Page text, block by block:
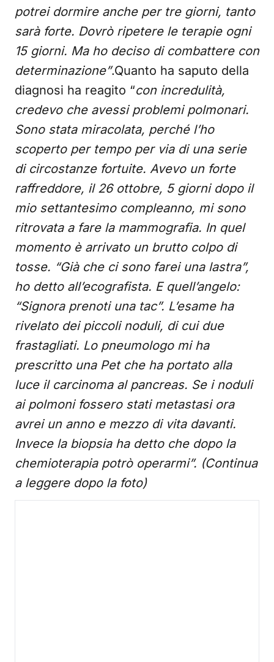
potrei dormire anche per tre giorni, tanto
sarà forte. Dovrò ripetere le terapie ogni
15 giorni. Ma ho deciso di combattere con
determinazione”.Quanto ha saputo della
diagnosi ha reagito “con incredulità,
credevo che avessi problemi polmonari.
Sono stata miracolata, perché l’ho
scoperto per tempo per via di una serie
di circostanze fortuite. Avevo un forte
raffreddore, il 26 ottobre, 5 giorni dopo il
mio settantesimo compleanno, mi sono
ritrovata a fare la mammografia. In quel
momento è arrivato un brutto colpo di
tosse. “Già che ci sono farei una lastra”,
ho detto all’ecografista. E quell’angelo:
“Signora prenoti una tac”. L’esame ha
rivelato dei piccoli noduli, di cui due
frastagliati. Lo pneumologo mi ha
prescritto una Pet che ha portato alla
luce il carcinoma al pancreas. Se i noduli
ai polmoni fossero stati metastasi ora
avrei un anno e mezzo di vita davanti.
Invece la biopsia ha detto che dopo la
chemioterapia potrò operarmi”. (Continua
a leggere dopo la foto)